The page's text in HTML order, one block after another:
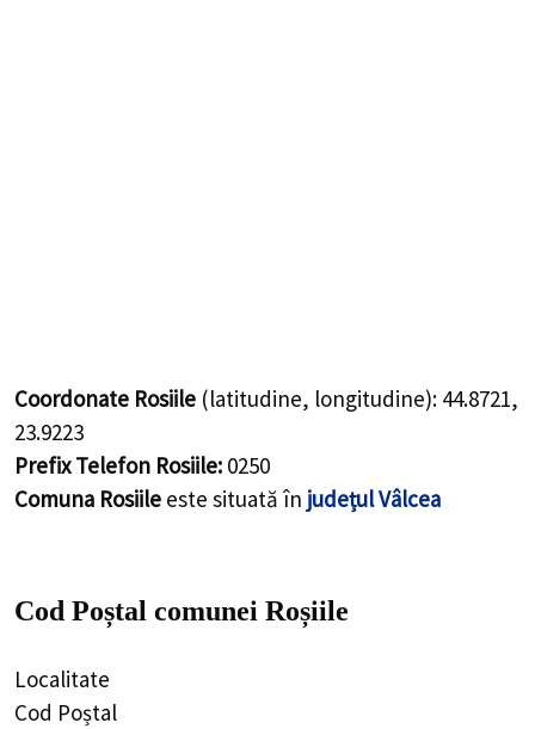
Coordonate Rosiile (latitudine, longitudine): 44.8721,
23.9223
Prefix Telefon Rosiile: 0250
Comuna Rosiile este situată în județul Vâlcea
Cod Poștal comunei Roșiile
Localitate
Cod Poștal